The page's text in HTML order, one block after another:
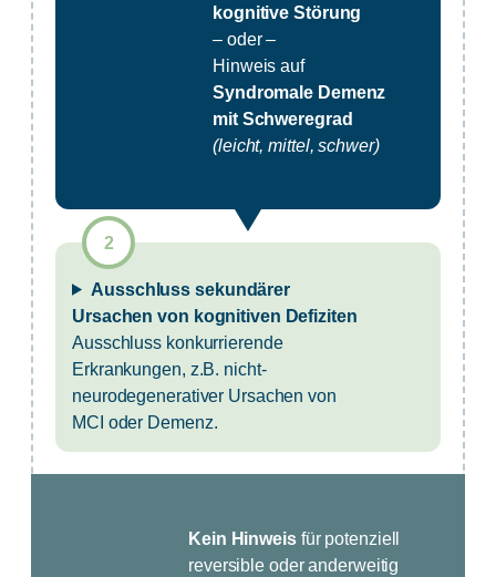
kognitive Störung
– oder –
Hinweis auf
Syndromale Demenz
mit Schweregrad
(leicht, mittel, schwer)
Ausschluss sekundärer
Ursachen von kognitiven Defiziten
Ausschluss konkurrierende
Erkrankungen, z.B. nicht-
neurodegenerativer Ursachen von
MCI oder Demenz.
Kein Hinweisfür potenziell
reversible oder anderweitig